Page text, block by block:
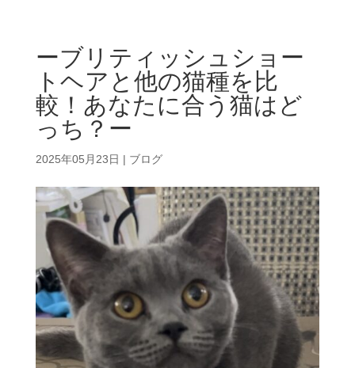
ーブリティッシュショー
トヘアと他の猫種を比
較！あなたに合う猫はど
っち？ー
2025年05月23日 | ブログ